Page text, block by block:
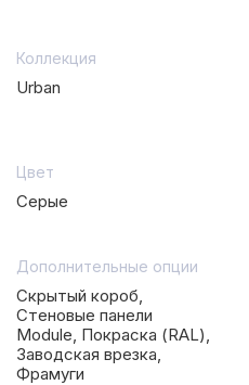
Коллекция
Urban
Цвет
Серые
Дополнительные опции
Скрытый короб,
Стеновые панели
Module, Покраска (RAL),
Заводская врезка,
Фрамуги